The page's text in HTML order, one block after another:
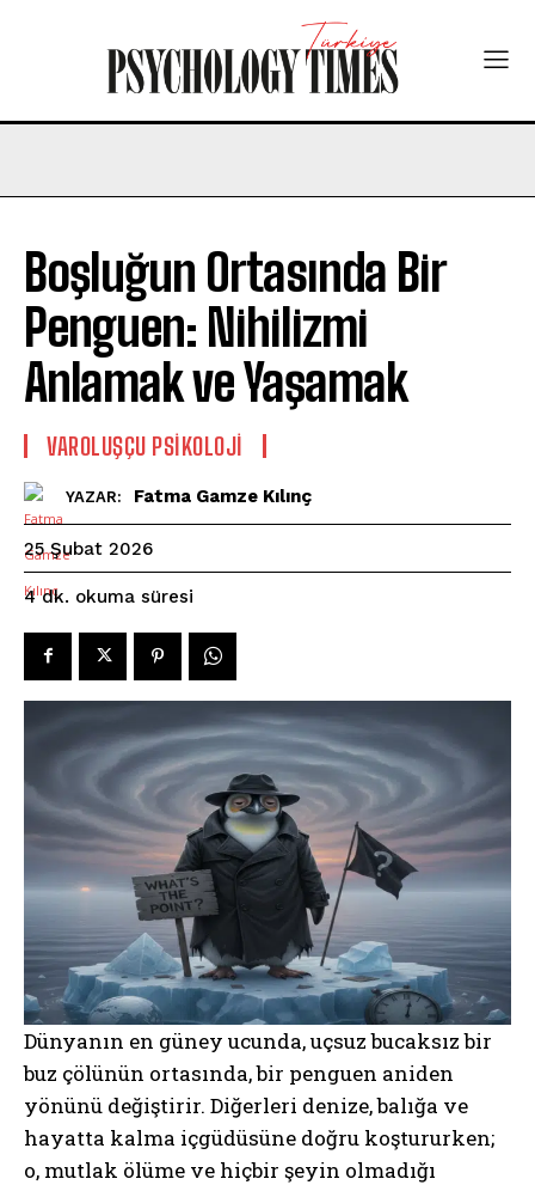
Boşluğun Ortasında Bir
Penguen: Nihilizmi
Anlamak ve Yaşamak
VAROLUŞÇU PSIKOLOJI
YAZAR: Fatma Gamze Kılınç
25 Şubat 2026
4dk. okuma süresi
Dünyanın en güney ucunda, uçsuz bucaksız bir
buz çölünün ortasında, bir penguen aniden
yönünü değiştirir. Diğerleri denize, balığa ve
hayatta kalma içgüdüsüne doğru koştururken;
o, mutlak ölüme ve hiçbir şeyin olmadığı